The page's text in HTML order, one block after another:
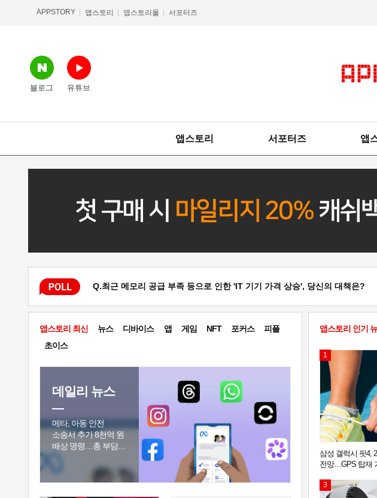
APPSTORY 앱스토리 앱스토리몰 서포터즈
블로그 유튜브
앱스토리 서포터즈 앱
Q.최근 메모리 공급 부족 등으로 인한 'IT 기기 가격 상승', 당신의 대책은?
앱스토리 최신 뉴스 디바이스 앱 게임 NFT 포커스
피플
초이스
데일리 뉴스
메타, 아동 안전
소송서 추가 8천억 원
배상 명령…총 부담액
앱스토리 인기
1
삼성 갤럭시 핏4,
전망…GPS 탑재
3